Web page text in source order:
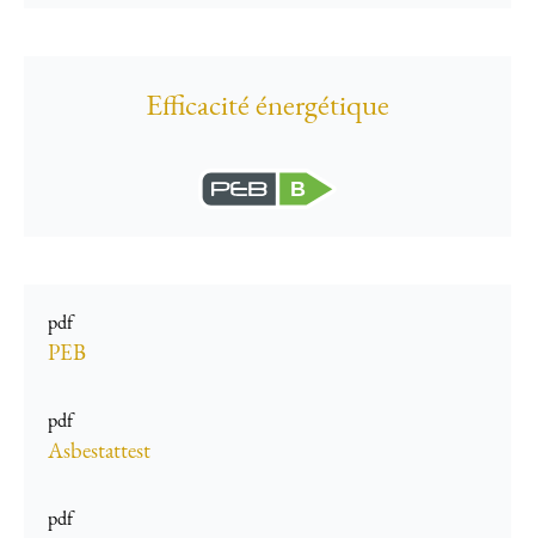
Efficacité énergétique
B
pdf
PEB
pdf
Asbestattest
pdf